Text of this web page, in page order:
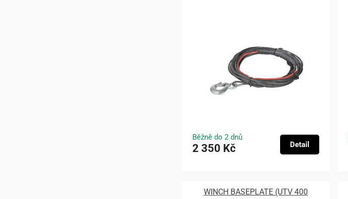
Běžně do 2 dnů
2 350 Kč Detail
WINCH BASEPLATE (UTV 400